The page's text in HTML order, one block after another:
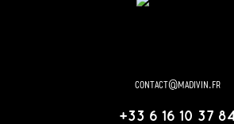
contact@madivin.fr
+33 6 16 10 37